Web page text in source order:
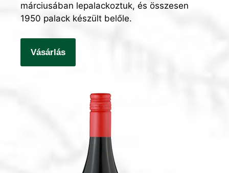
márciusában lepalackoztuk, és összesen
1950 palack készült belőle.
Vásárlás